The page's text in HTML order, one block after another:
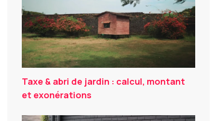
Taxe & abri de jardin : calcul, montant
et exonérations